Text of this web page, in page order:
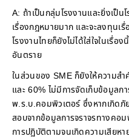
A: ถ้าเป็นกลุ่มโรงงานและยิ่งเป็
เรื่องกฎหมายมาก และจะลงทุนเ
โรงงานไทยก็ยังไม่ได้ใส่ใจในเรื่
อันตราย
ในส่วนของ SME ก็ยังให้ความส
และ 60% ไม่มีการจัดเก็บข้อมูลก
พ.ร.บ.คอมพิวเตอร์ ซึ่งหากเกิดภั
สอบจากข้อมูลการจราจรทางคอ
การปฏิบัติตามจนเกิดความเสียหา